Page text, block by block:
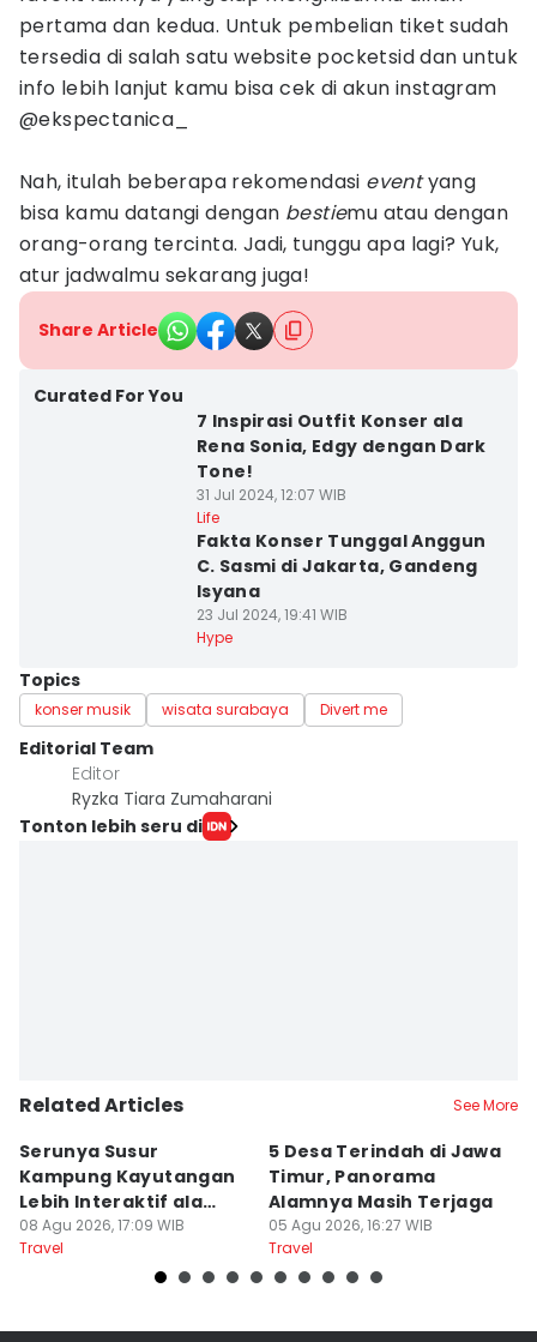
pertama dan kedua. Untuk pembelian tiket sudah
tersedia di salah satu website pocketsid dan untuk
info lebih lanjut kamu bisa cek di akun instagram
@ekspectanica_
Nah, itulah beberapa rekomendasi eventyang
bisa kamu datangi dengan bestiemu atau dengan
orang-orang tercinta. Jadi, tunggu apa lagi? Yuk,
atur jadwalmu sekarang juga!
Share Article
Curated For You
7 Inspirasi Outfit Konser ala
Rena Sonia, Edgy dengan Dark
Tone!
31 Jul 2024, 12:07 WIB
Life
Fakta Konser Tunggal Anggun
C. Sasmi di Jakarta, Gandeng
Isyana
23 Jul 2024, 19:41 WIB
Hype
Topics
konser musik wisata surabaya Divert me
Editorial Team
Editor
Ryzka Tiara Zumaharani
Tonton lebih seru di
Related Articles See More
Serunya Susur
Kampung Kayutangan
Lebih Interaktif ala
Kelana Race
08 Agu 2026, 17:09 WIB
Travel
5 Desa Terindah di Jawa
Timur, Panorama
Alamnya Masih Terjaga
05 Agu 2026, 16:27 WIB
Travel